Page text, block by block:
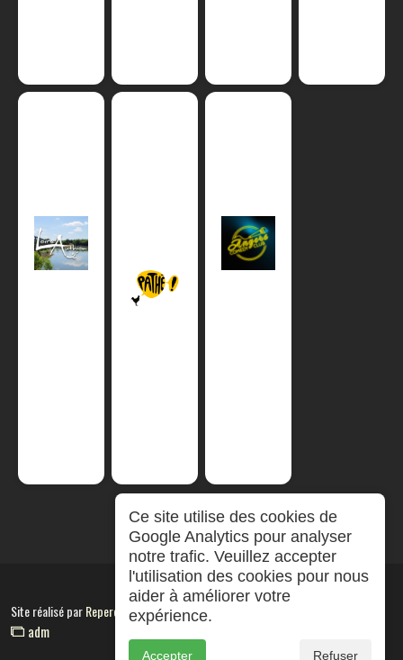
Site réalisé parRepereCom
adm
Ce site utilise des cookies de
Google Analytics pour analyser
notre trafic. Veuillez accepter
l'utilisation des cookies pour nous
aider à améliorer votre
expérience.
Accepter Refuser